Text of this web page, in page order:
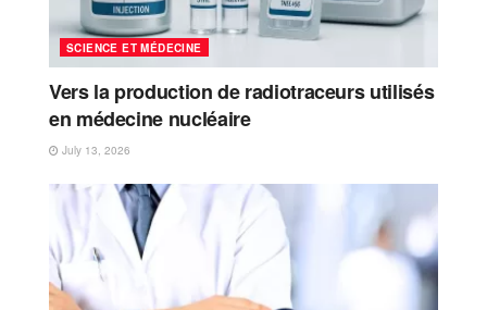
SCIENCE ET MÉDECINE
Vers la production de radiotraceurs utilisés
en médecine nucléaire
July 13, 2026